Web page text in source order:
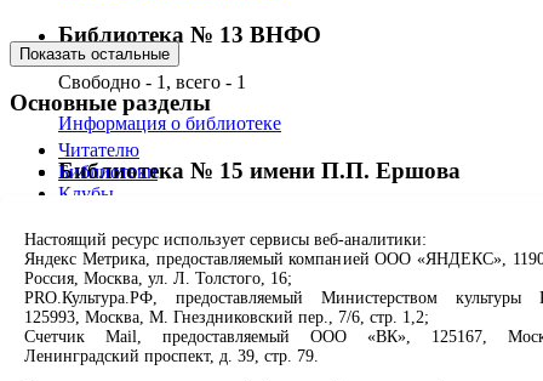
Библиотека № 13 ВНФО
Свободно - 1, всего - 1
Информация о библиотеке
Библиотека № 15 имени П.П. Ершова
Информация о библиотеке
Библиотека № 2 имени А.А. Гришина
Свободно - 1, всего - 1
Показать остальные
Основные разделы
Читателю
Библиотеки
Клубы
О нас
Партнерам
Сервисы
Продлить книгу
Настоящий ресурс использует сервисы веб-аналитики:
Яндекс Метрика, предоставляемый компанией ООО «ЯНДЕКС»,
Россия, Москва, ул. Л. Толстого, 16;
PRO.Культура.РФ, предоставляемый Министерством культуры
125993, Москва, М. Гнездниковский пер., 7/6, стр. 1,2;
Счетчик Mail, предоставляемый ООО «ВК», 125167,
Ленинградский проспект, д. 39, стр. 79.